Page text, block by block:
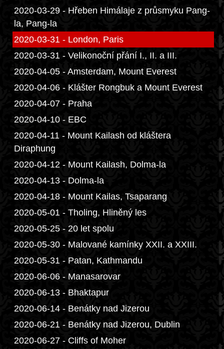
2020-03-29 - Hřeben Himálaje z průsmyku Pang-
la, Pang-la
2020-03-31 - London, Paris
2020-03-31 - Velikonoční přání I., II. a III.
2020-04-05 - Amsterdam, Mount Everest
2020-04-06 - Klášter Rongbuk a Mount Everest
2020-04-07 - Praha
2020-04-10 - EBC
2020-04-11 - Mount Kailash od kláštera
Diraphung
2020-04-12 - Mount Kailash, Dolma-la
2020-04-13 - Dolma-la
2020-04-18 - Mount Kailas, Tsaparang
2020-05-01 - Tholing, Hliněný les
2020-05-25 - 20 let spolu
2020-05-30 - Malované kamínky XXII. a XXIII.
2020-05-31 - Patan, Kathmandu
2020-06-06 - Manasarovar
2020-06-13 - Bhaktapur
2020-06-14 - Benátky nad Jizerou
2020-06-21 - Benátky nad Jizerou, Dublin
2020-06-27 - Cliffs of Moher